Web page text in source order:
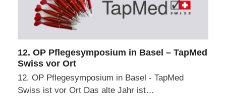
12. OP Pflegesymposium in Basel – TapMed
Swiss vor Ort
12. OP Pflegesymposium in Basel - TapMed
Swiss ist vor Ort Das alte Jahr ist…